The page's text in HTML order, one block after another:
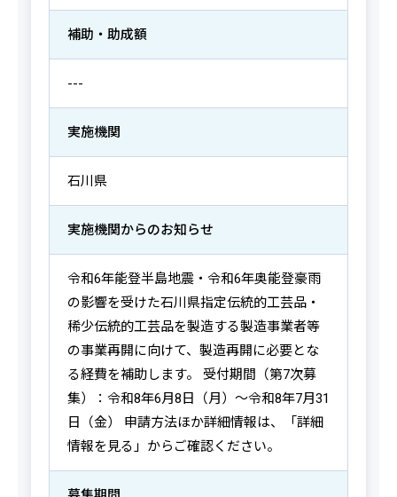
補助・助成額
---
実施機関
石川県
実施機関からのお知らせ
令和6年能登半島地震・令和6年奥能登豪雨
の影響を受けた石川県指定伝統的工芸品・
稀少伝統的工芸品を製造する製造事業者等
の事業再開に向けて、製造再開に必要とな
る経費を補助します。 受付期間（第7次募
集）：令和8年6月8日（月）～令和8年7月31
日（金） 申請方法ほか詳細情報は、「詳細
情報を見る」からご確認ください。